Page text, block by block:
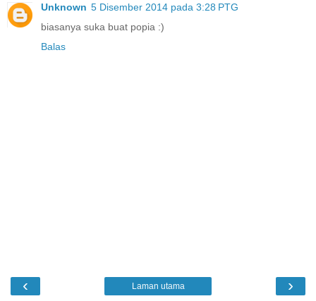
Unknown 5 Disember 2014 pada 3:28 PTG
biasanya suka buat popia :)
Balas
‹ ›
Laman utama